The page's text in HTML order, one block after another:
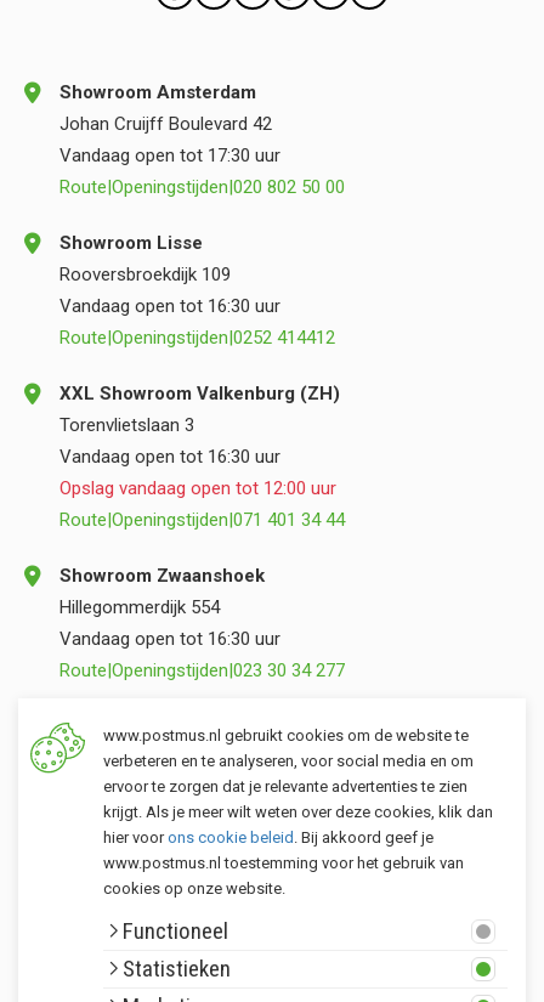
Klantenservice
Postmus merken
Showroom Amsterdam
Johan Cruijff Boulevard 42
Vandaag open tot 17:30 uur
Route Openingstijden 020 802 50 00
Showroom Lisse
Rooversbroekdijk 109
Vandaag open tot 16:30 uur
Route Openingstijden 0252 414412
XXL Showroom Valkenburg (ZH)
Torenvlietslaan 3
Vandaag open tot 16:30 uur
Opslag vandaag open tot 12:00 uur
Route Openingstijden 071 401 34 44
Showroom Zwaanshoek
Hillegommerdijk 554
Vandaag open tot 16:30 uur
Route Openingstijden 023 30 34 277
Opslag Valkenburg (ZH)
Torenvlietslaan 3
Vandaag open tot 12:00 uur
Route|Openingstijden |071 401 34 44
www.postmus.nl gebruikt cookies om de website te
verbeteren en te analyseren, voor social media en om
ervoor te zorgen dat je relevante advertenties te zien
krijgt. Als je meer wilt weten over deze cookies, klik dan
hier voorons cookie beleid . Bij akkoord geef je
www.postmus.nl toestemming voor het gebruik van
cookies op onze website.
Functioneel
Statistieken